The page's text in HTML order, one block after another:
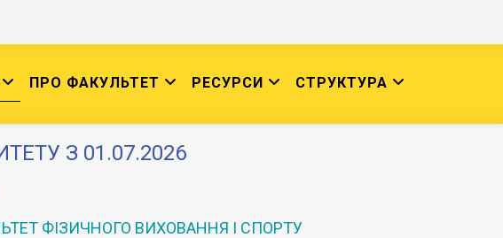
ПРО ФАКУЛЬТЕТ РЕСУРСИ СТРУКТУРА
З 01.07.2026
ФІЗИЧНОГО ВИХОВАННЯ І СПОРТУ